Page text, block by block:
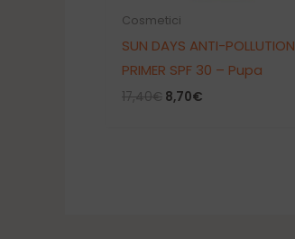
Cosmetici
SUN DAYS ANTI-POLLUTION
PRIMER SPF 30 – Pupa
17,40€ Il
8,70€